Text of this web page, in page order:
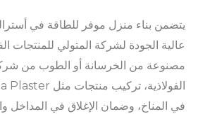
يتضمن بناء منزل موفر للطاقة في
عالية الجودة لشركة المتولي للمنتجات
مصنوعة من الخرسانة أو الطوب من
في المناخ، وضمان الإغلاق في المداخل